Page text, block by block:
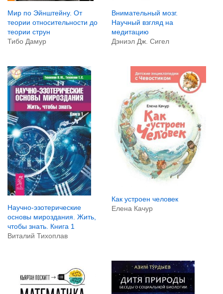
Мир по Эйнштейну. От
теории относительности до
теории струн
Тибо Дамур
Внимательный мозг.
Научный взгляд на
медитацию
Дэниэл Дж. Сигел
Научно-эзотерические
основы мироздания. Жить,
чтобы знать. Книга 1
Виталий Тихоплав
Как устроен человек
Елена Качур